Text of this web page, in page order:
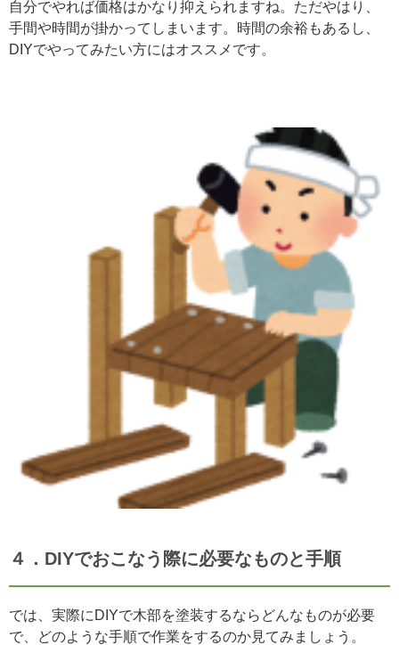
自分でやれば価格はかなり抑えられますね。ただやはり、
手間や時間が掛かってしまいます。時間の余裕もあるし、
DIYでやってみたい方にはオススメです。
４．DIYでおこなう際に必要なものと手順
では、実際にDIYで木部を塗装するならどんなものが必要
で、どのような手順で作業をするのか見てみましょう。